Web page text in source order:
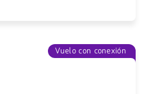
Vuelo con conexión